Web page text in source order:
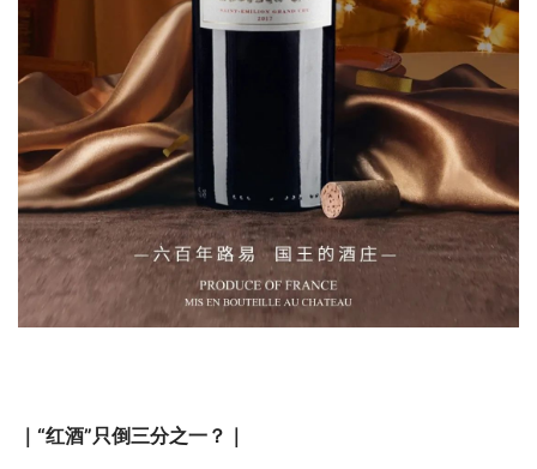
｜“红酒”只倒三分之一？｜